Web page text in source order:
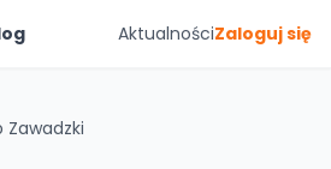
AktualnościZaloguj się
Zawadzki